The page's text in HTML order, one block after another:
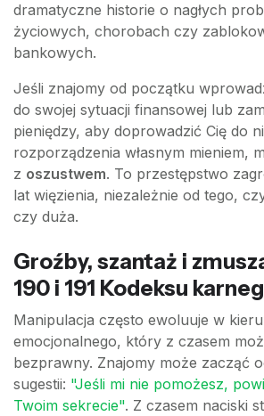
dramatyczne historie o nagłych
życiowych, chorobach czy
bankowych.
Jeśli znajomy od początku
do swojej sytuacji finansowej lub
pieniędzy, aby doprowadzić Cię do
rozporządzenia własnym mieniem,
z oszustwem. To przestępstwo
lat więzienia, niezależnie od tego,
czy duża.
Groźby, szantaż i
190 i 191 Kodeksu
Manipulacja często ewoluuje w
emocjonalnego, który z czasem
bezprawny. Znajomy może zacząć
sugestii: "Jeśli mi nie pomożesz,
Twoim sekrecie". Z czasem naciski